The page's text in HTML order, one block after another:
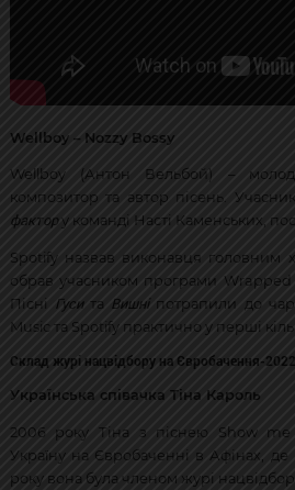
Wellboy – Nozzy Bossy
Wellboy (Антон Вельбой) –
композитор та автор пісень.
фактору команді Насті Каменських,
Spotify назвав виконавця головним
обрав учасником програми Wrapped
Пісні Гуси та Вишні потрапили до
Music та Spotify практично у перші
Склад журі нацвідбору на Євробачення-2022
Українська співачка Тіна Кароль
2006 року Тіна з піснею Show me
Україну на Євробаченні в Афінах, де
року вона була членом журі